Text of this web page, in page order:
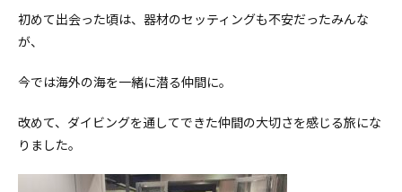
初めて出会った頃は、器材のセッティングも不安だったみんな
が、
今では海外の海を一緒に潜る仲間に。
改めて、ダイビングを通してできた仲間の大切さを感じる旅にな
りました。